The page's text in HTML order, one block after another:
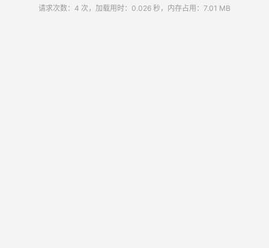
请求次数：4 次，加载用时：0.026 秒，内存占用：7.01 MB